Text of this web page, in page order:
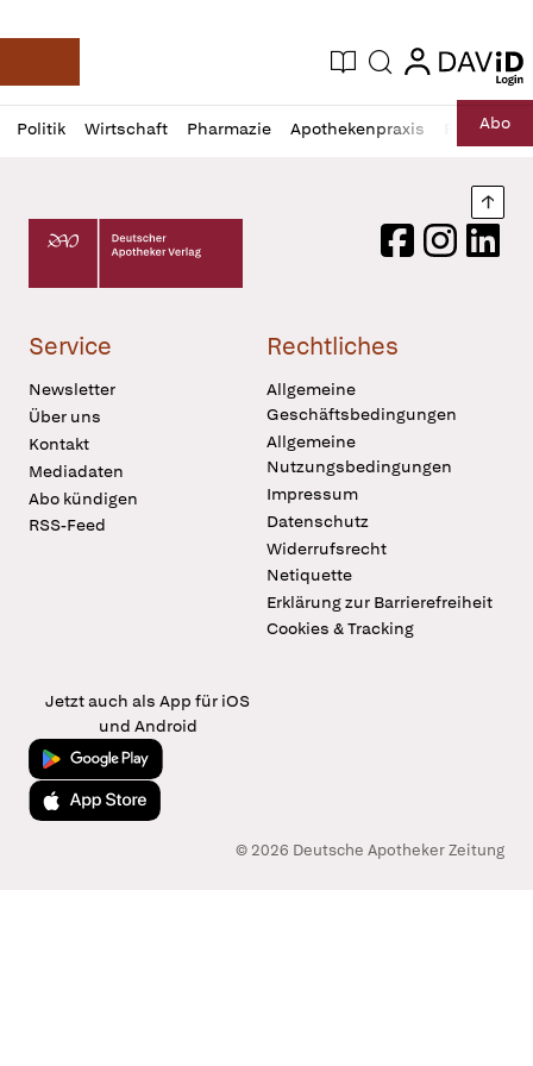
Deutsche Apotheker Zeitung
Aktuelle Ausgabe
Suche login
login
Politik Wirtschaft Pharmazie Apothekenpraxis RechtAbo
Profil
öffnen
Daz
Pur
Deutscher Apotheker Verlag Logo
FacebookInstagram
Service
Newsletter
Über uns
Kontakt
Mediadaten
Abo kündigen
RSS-Feed
Rechtliches
Allgemeine
Geschäftsbedingungen
Allgemeine
Nutzungsbedingungen
Impressum
Datenschutz
Widerrufsrecht
Netiquette
Erklärung zur Barrierefreiheit
Cookies & Tracking
Jetzt auch als App für iOS
und Android
Jetzt bei Google Play
Laden im App Store
© 2026 Deutsche Apotheker Zeitung